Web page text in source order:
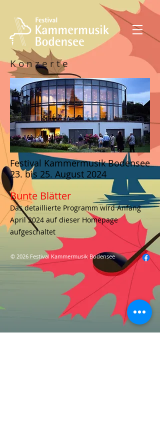
K o n z e r t e
Festival Kammermusik Bodensee
23. bis 25. August 2024
Bunte Blätter
Das detaillierte Programm wird Anfang
April 2024 auf dieser Homepage
aufgeschaltet
© 2026 Festival Kammermusik Bodensee